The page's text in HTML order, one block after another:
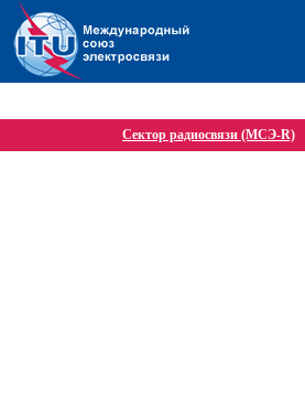
Сектор радиосвязи (МСЭ-R)